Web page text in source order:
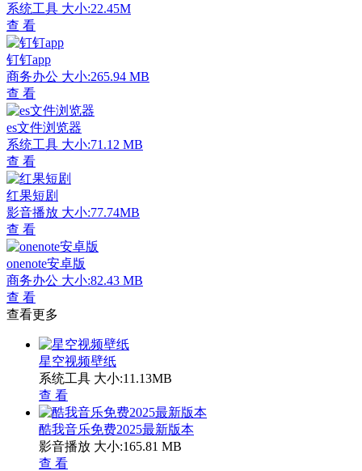
系统工具 大小:22.45M
查 看
钉钉app
商务办公 大小:265.94 MB
查 看
es文件浏览器
系统工具 大小:71.12 MB
查 看
红果短剧
影音播放 大小:77.74MB
查 看
onenote安卓版
商务办公 大小:82.43 MB
查 看
查看更多
星空视频壁纸
系统工具 大小:11.13MB
查 看
酷我音乐免费2025最新版本
影音播放 大小:165.81 MB
查 看